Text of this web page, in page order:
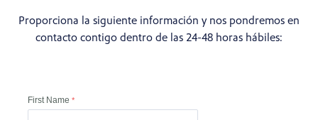
Proporciona la siguiente información y nos pondremos en
contacto contigo dentro de las 24-48 horas hábiles: